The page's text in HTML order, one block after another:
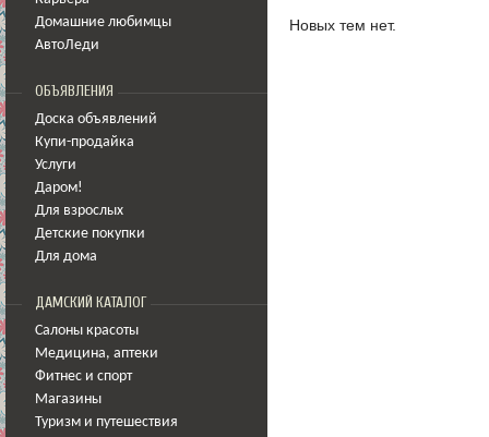
Домашние любимцы
АвтоЛеди
ОБЪЯВЛЕНИЯ
Доска объявлений
Купи-продайка
Услуги
Даром!
Для взрослых
Детские покупки
Для дома
ДАМСКИЙ КАТАЛОГ
Салоны красоты
Медицина, аптеки
Фитнес и спорт
Магазины
Туризм и путешествия
Новых тем нет.